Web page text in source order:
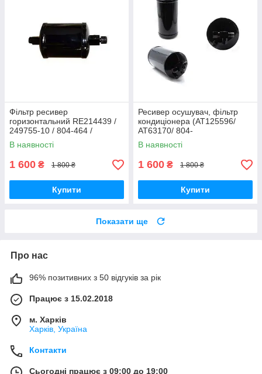
Фільтр ресивер
горизонтальний RE214439 /
249755-10 / 804-464 /
RE49169 / 295006A1 /
70268464
В наявності
1 600 ₴ 1 800 ₴
Купити
Ресивер осушувач, фільтр
кондиціонера (AT125596/
AT63170/ 804-
1890/74R4206/AZ45582),
JD8400/9500
В наявності
1 600 ₴ 1 800 ₴
Купити
Показати ще
Про нас
96% позитивних з 50 відгуків за рік
Працює з 15.02.2018
м. Харків
Харків, Україна
Контакти
Сьогодні працює з 09:00 до 19:00